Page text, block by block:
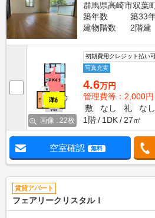
群馬県高崎市双葉
築年数
築33
建物階数
2階建
画像 : 22枚
初期費用クレジット払い
写真充実
4.6万円
管理費等：2,000円
敷
なし 礼
なし
1階
1DK 27㎡
空室確認 無料
賃貸アパート
フェアリークリスタルⅠ